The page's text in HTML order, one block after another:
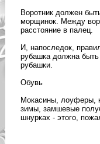
Воротник должен
морщинок. Между
расстояние в палец.
И, напоследок,
рубашка должна быть
рубашки.
Обувь
Мокасины, лоуферы,
зимы, замшевые
шнурках - этого,